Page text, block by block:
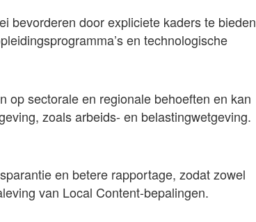
bevorderen door expliciete kaders te bieden
en technologische
op sectorale en regionale behoeften en kan
zoals arbeids- en belastingwetgeving.
en betere rapportage, zodat zowel
van Local Content-bepalingen.